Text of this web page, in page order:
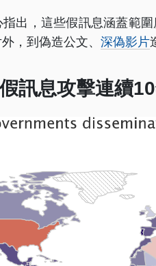
出，這些假訊息涵蓋範
，到偽造公文、 深偽影片
訊息攻擊連續